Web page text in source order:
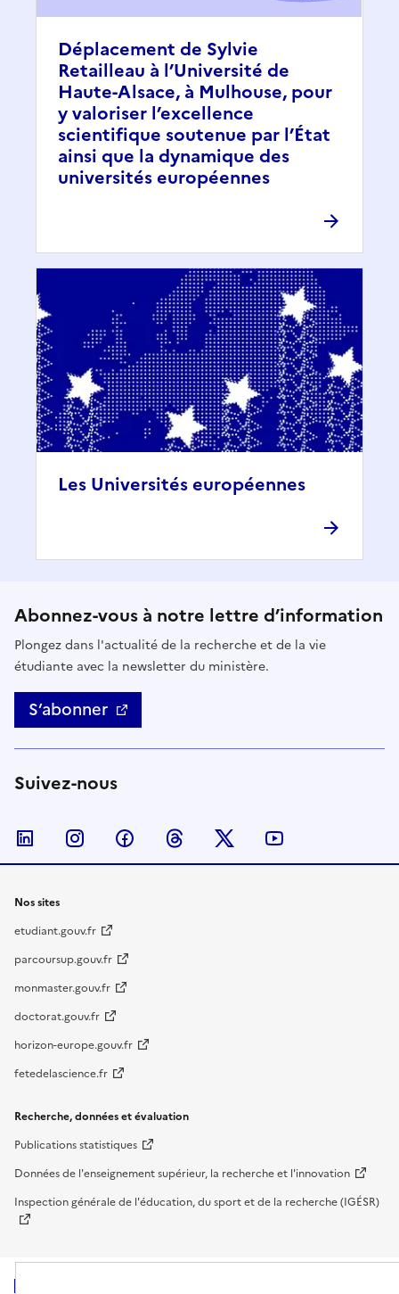
Déplacement de Sylvie
Retailleau à l’Université de
Haute-Alsace, à Mulhouse, pour
y valoriser l’excellence
scientifique soutenue par l’État
ainsi que la dynamique des
universités européennes
Les Universités européennes
Abonnez-vous à notre lettre d’information
Plongez dans l'actualité de la recherche et de la vie
étudiante avec la newsletter du ministère.
S’abonner
Suivez-nous
Nous suivre sur LinkedIn
Nous suivre sur Instagram
Nous suivre sur Facebook
Nous suivre sur Threads
Nous suivre sur Twitter
Nos sites
etudiant.gouv.fr
parcoursup.gouv.fr
monmaster.gouv.fr
doctorat.gouv.fr
horizon-europe.gouv.fr
fetedelascience.fr
Recherche, données et évaluation
Publications statistiques
Données de l'enseignement supérieur, la recherche et l'innovation
Inspection générale de l'éducation, du sport et de la recherche (IGÉSR)